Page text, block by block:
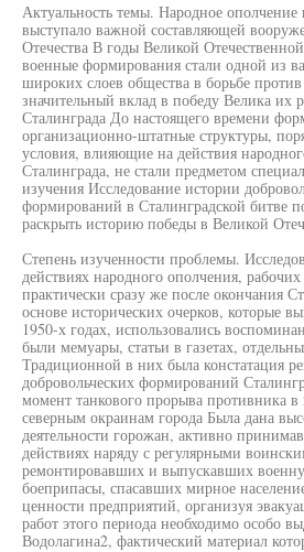
Актуальность темы. Народное ополчение
выступало важной составляющей
Отечества В годы Великой
военные формирования стали одной из
широких слоев общества в борьбе
значительный вклад в победу Велика их
Сталинграда До настоящего времени
организационно-штатные структуры,
условия, влияющие на действия
Сталинграда, не стали предметом
изучения Исследование истории
формирований в Сталинградской битве
раскрыть историю победы в Великой
Степень изученности проблемы.
действиях народного ополчения, рабочих
практически сразу же после окончания
основе исторических очерков, которые
1950-х годах, использовались
были мемуары, статьи в газетах,
Традиционной в них была констатация
добровольческих формирований
момент танкового прорыва противника в
северным окраинам города Была дана
деятельности горожан, активно
действиях наряду с регулярными
ремонтировавших и выпускавших
боеприпасы, спасавших мирное
ценности предприятий, организуя
работ этого периода необходимо особо
Водолагина2, фактический материал